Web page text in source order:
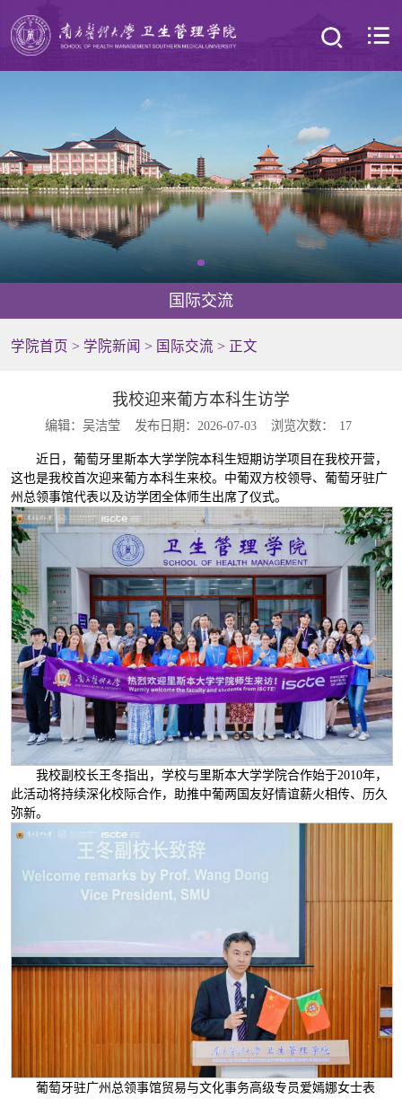
国际交流
学院首页 > 学院新闻 > 国际交流 > 正文
我校迎来葡方本科生访学
编辑：吴洁莹 发布日期：2026-07-03 浏览次数： 17
近日，葡萄牙里斯本大学学院本科生短期访学项目在我校开营，
这也是我校首次迎来葡方本科生来校。中葡双方校领导、葡萄牙驻广
州总领事馆代表以及访学团全体师生出席了仪式。
我校副校长王冬指出，学校与里斯本大学学院合作始于2010年，
此活动将持续深化校际合作，助推中葡两国友好情谊薪火相传、历久
弥新。
葡萄牙驻广州总领事馆贸易与文化事务高级专员爱嫣娜女士表